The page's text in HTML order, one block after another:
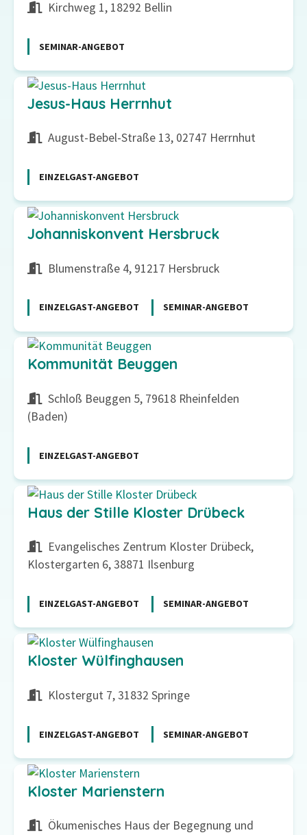
Kirchweg 1, 18292 Bellin
SEMINAR-ANGEBOT
Jesus-Haus Herrnhut
August-Bebel-Straße 13, 02747 Herrnhut
EINZELGAST-ANGEBOT
Johanniskonvent Hersbruck
Blumenstraße 4, 91217 Hersbruck
EINZELGAST-ANGEBOT SEMINAR-ANGEBOT
Kommunität Beuggen
Schloß Beuggen 5, 79618 Rheinfelden
(Baden)
EINZELGAST-ANGEBOT
Haus der Stille Kloster Drübeck
Evangelisches Zentrum Kloster Drübeck,
Klostergarten 6, 38871 Ilsenburg
EINZELGAST-ANGEBOT SEMINAR-ANGEBOT
Kloster Wülfinghausen
Klostergut 7, 31832 Springe
EINZELGAST-ANGEBOT SEMINAR-ANGEBOT
Kloster Marienstern
Ökumenisches Haus der Begegnung und